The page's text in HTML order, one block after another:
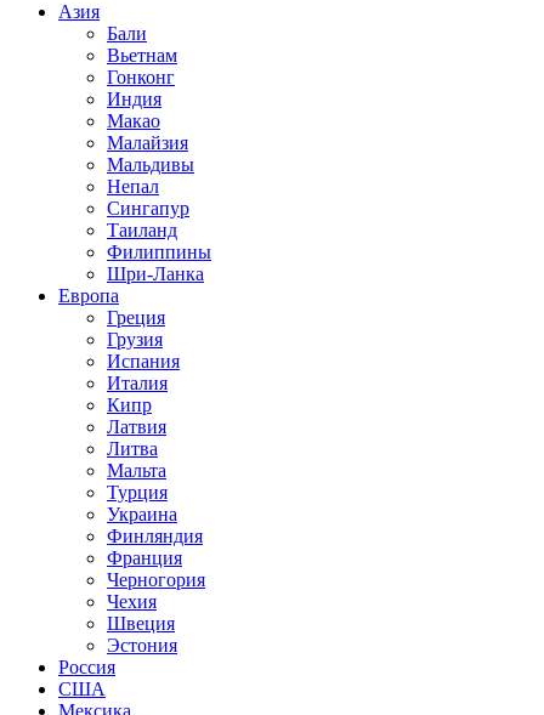
Азия
Бали
Вьетнам
Гонконг
Индия
Макао
Малайзия
Мальдивы
Непал
Сингапур
Таиланд
Филиппины
Шри-Ланка
Европа
Греция
Грузия
Испания
Италия
Кипр
Латвия
Литва
Мальта
Турция
Украина
Финляндия
Франция
Черногория
Чехия
Швеция
Эстония
Россия
США
Мексика